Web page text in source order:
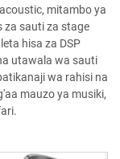
mitambo ya
za sauti za stage
hisa za DSP
utawala wa sauti
wa rahisi na
mauzo ya musiki,